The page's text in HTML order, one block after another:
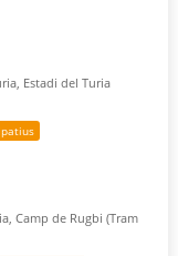
Estadi del Turia
Camp de Rugbi (Tram